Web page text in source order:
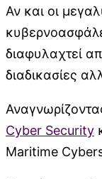
Αν και οι
διαφυλαχτεί
διαδικασίες
Cyber Security
Maritime